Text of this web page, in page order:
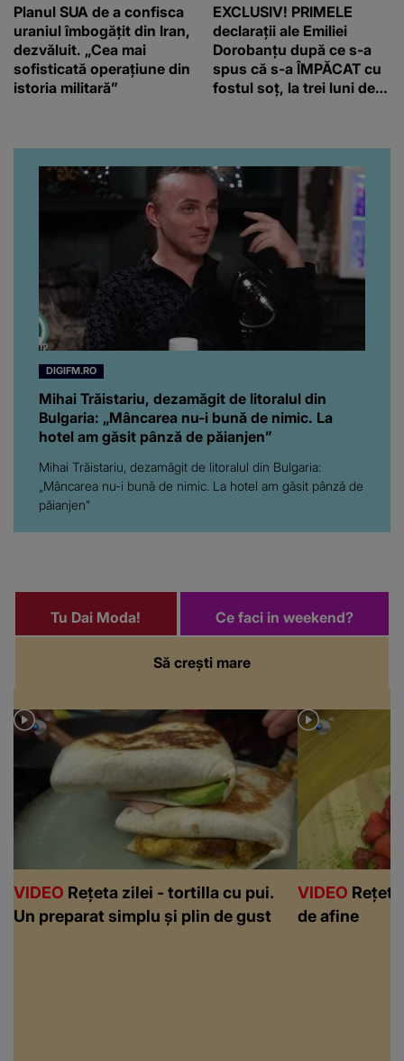
Planul SUA de a confisca
uraniul îmbogățit din Iran,
dezvăluit. „Cea mai
sofisticată operațiune din
istoria militară”
EXCLUSIV! PRIMELE
declarații ale Emiliei
Dorobanțu după ce s-a
spus că s-a ÎMPĂCAT cu
fostul soț, la trei luni de
artistă i-a lăsat MASCĂ
pe toți. De data aceasta,
chiar a rupt tăcerea:
”Poate că aveam să ne
spunem, să ne...”
DIGIFM.RO
Mihai Trăistariu, dezamăgit de litoralul din
Bulgaria: „Mâncarea nu-i bună de nimic. La
hotel am găsit pânză de păianjen”
Mihai Trăistariu, dezamăgit de litoralul din Bulgaria:
„Mâncarea nu-i bună de nimic. La hotel am găsit pânză de
păianjen”
Să crești mare
Tu Dai Moda! Ce faci in weekend?
VIDEO Rețeta zilei - tortilla cu pui.
Un preparat simplu și plin de gust
VIDEO
de afine